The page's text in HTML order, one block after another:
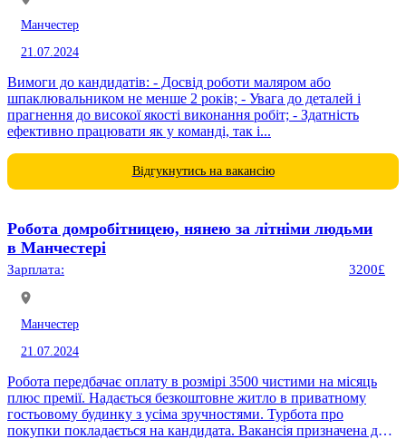
Манчестер
21.07.2024
Вимоги до кандидатів: - Досвід роботи маляром або
шпаклювальником не менше 2 років; - Увага до деталей і
прагнення до високої якості виконання робіт; - Здатність
ефективно працювати як у команді, так і...
Відгукнутись на вакансію
Робота домробітницею, нянею за літніми людьми
в Манчестері
Зарплата: 3200£
Манчестер
21.07.2024
Робота передбачає оплату в розмірі 3500 чистими на місяць
плюс премії. Надається безкоштовне житло в приватному
гостьовому будинку з усіма зручностями. Турбота про
покупки покладається на кандидата. Вакансія призначена для